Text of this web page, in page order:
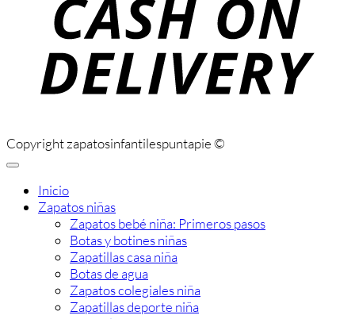
Copyright zapatosinfantilespuntapie ©
Inicio
Zapatos niñas
Zapatos bebé niña: Primeros pasos
Botas y botines niñas
Zapatillas casa niña
Botas de agua
Zapatos colegiales niña
Zapatillas deporte niña